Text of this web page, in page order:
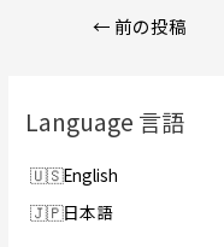
ゲ
ー
シ
ョ
← 前の投稿
Language 言語
English
日本語